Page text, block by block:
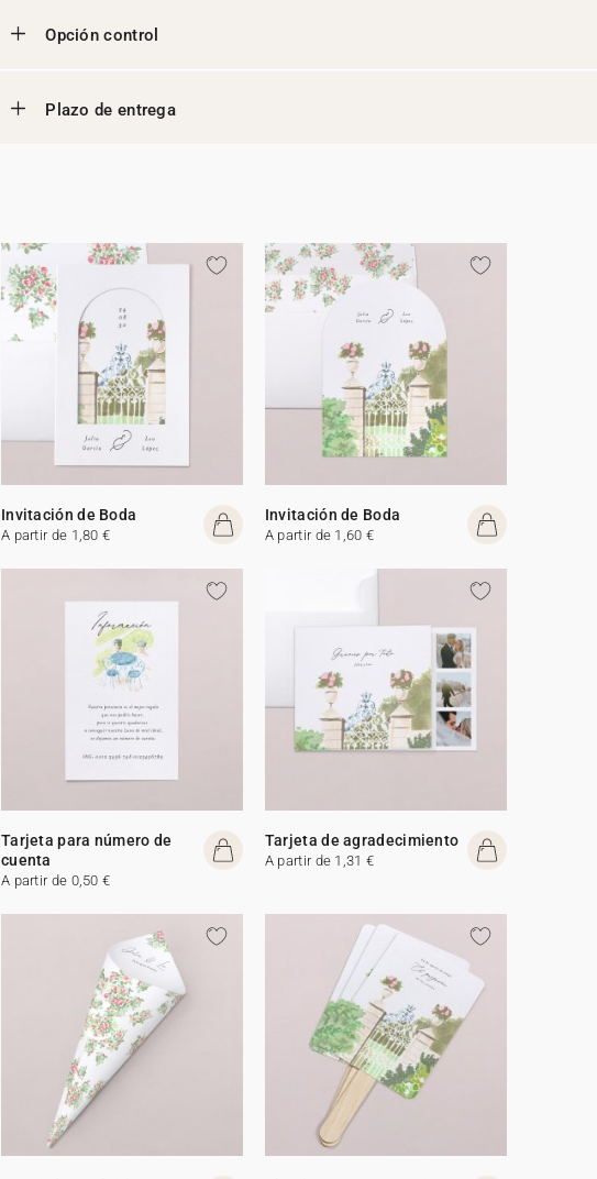
Opción control
Plazo de entrega
Invitación de Boda
A partir de 1,80 €
Invitación de Boda
A partir de 1,60 €
Tarjeta para número de
cuenta
A partir de 0,50 €
Tarjeta de agradecimiento
A partir de 1,31 €